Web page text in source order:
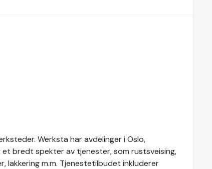
Werksta har avdelinger i Oslo,
et bredt spekter av tjenester, som rustsveising,
lakkering m.m. Tjenestetilbudet inkluderer